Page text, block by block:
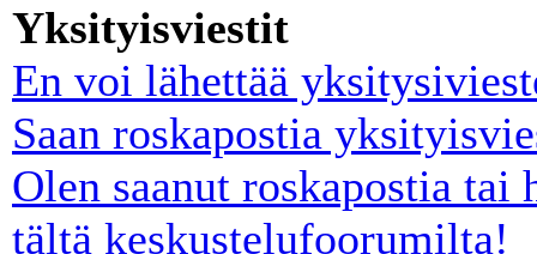
Yksityisviestit
En voi lähettää
Saan roskapostia
Olen saanut roskapostia
tältä keskustelufoorumilta!